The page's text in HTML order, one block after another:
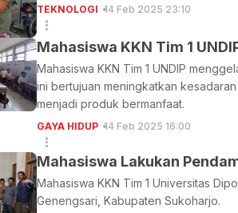
TEKNOLOGI 14 Feb 2025 23:10
Mahasiswa KKN Tim 1 UNDIP
ini bertujuan meningkatkan
menjadi produk bermanfaat.
GAYA HIDUP 14 Feb 2025 16:00
Mahasiswa Lakukan
Mahasiswa KKN Tim 1 Universitas
Genengsari, Kabupaten Sukoharjo.